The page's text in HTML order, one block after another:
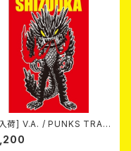
荷] V.A. / PUNKS TRAV
SHIZUOKA (CD)